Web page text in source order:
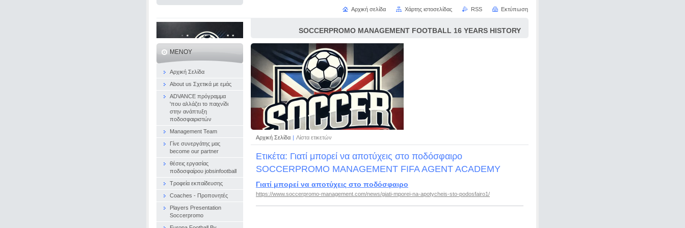
SOCCERPROMO MANAGEMENT FOOTBALL 16 YEARS HISTORY
Αρχική Σελίδα | Λίστα ετικετών
Ετικέτα: Γιατί μπορεί να αποτύχεις στο ποδόσφαιρο
SOCCERPROMO MANAGEMENT FIFA AGENT ACADEMY
Γιατί μπορεί να αποτύχεις στο ποδόσφαιρο
https://www.soccerpromo-management.com/news/giati-mporei-na-apotycheis-sto-podosfairo1/
ΜΕΝΟΎ
Αρχική Σελίδα
About us Σχετικά με εμάς
ADVANCE πρόγραμμα
'που αλλάζει το παιχνίδι
στην ανάπτυξη
ποδοσφαιριστών
Management Team
Γίνε συνεργάτης μας
become our partner
θέσεις εργασίας
ποδοσφαίρου jobsinfootball
Τροφεία εκπαίδευσης
Coaches - Προπονητές
Players Presentation
Soccerpromo
Αρχική σελίδα Χάρτης ιστοσελίδας RSS Εκτύπωση